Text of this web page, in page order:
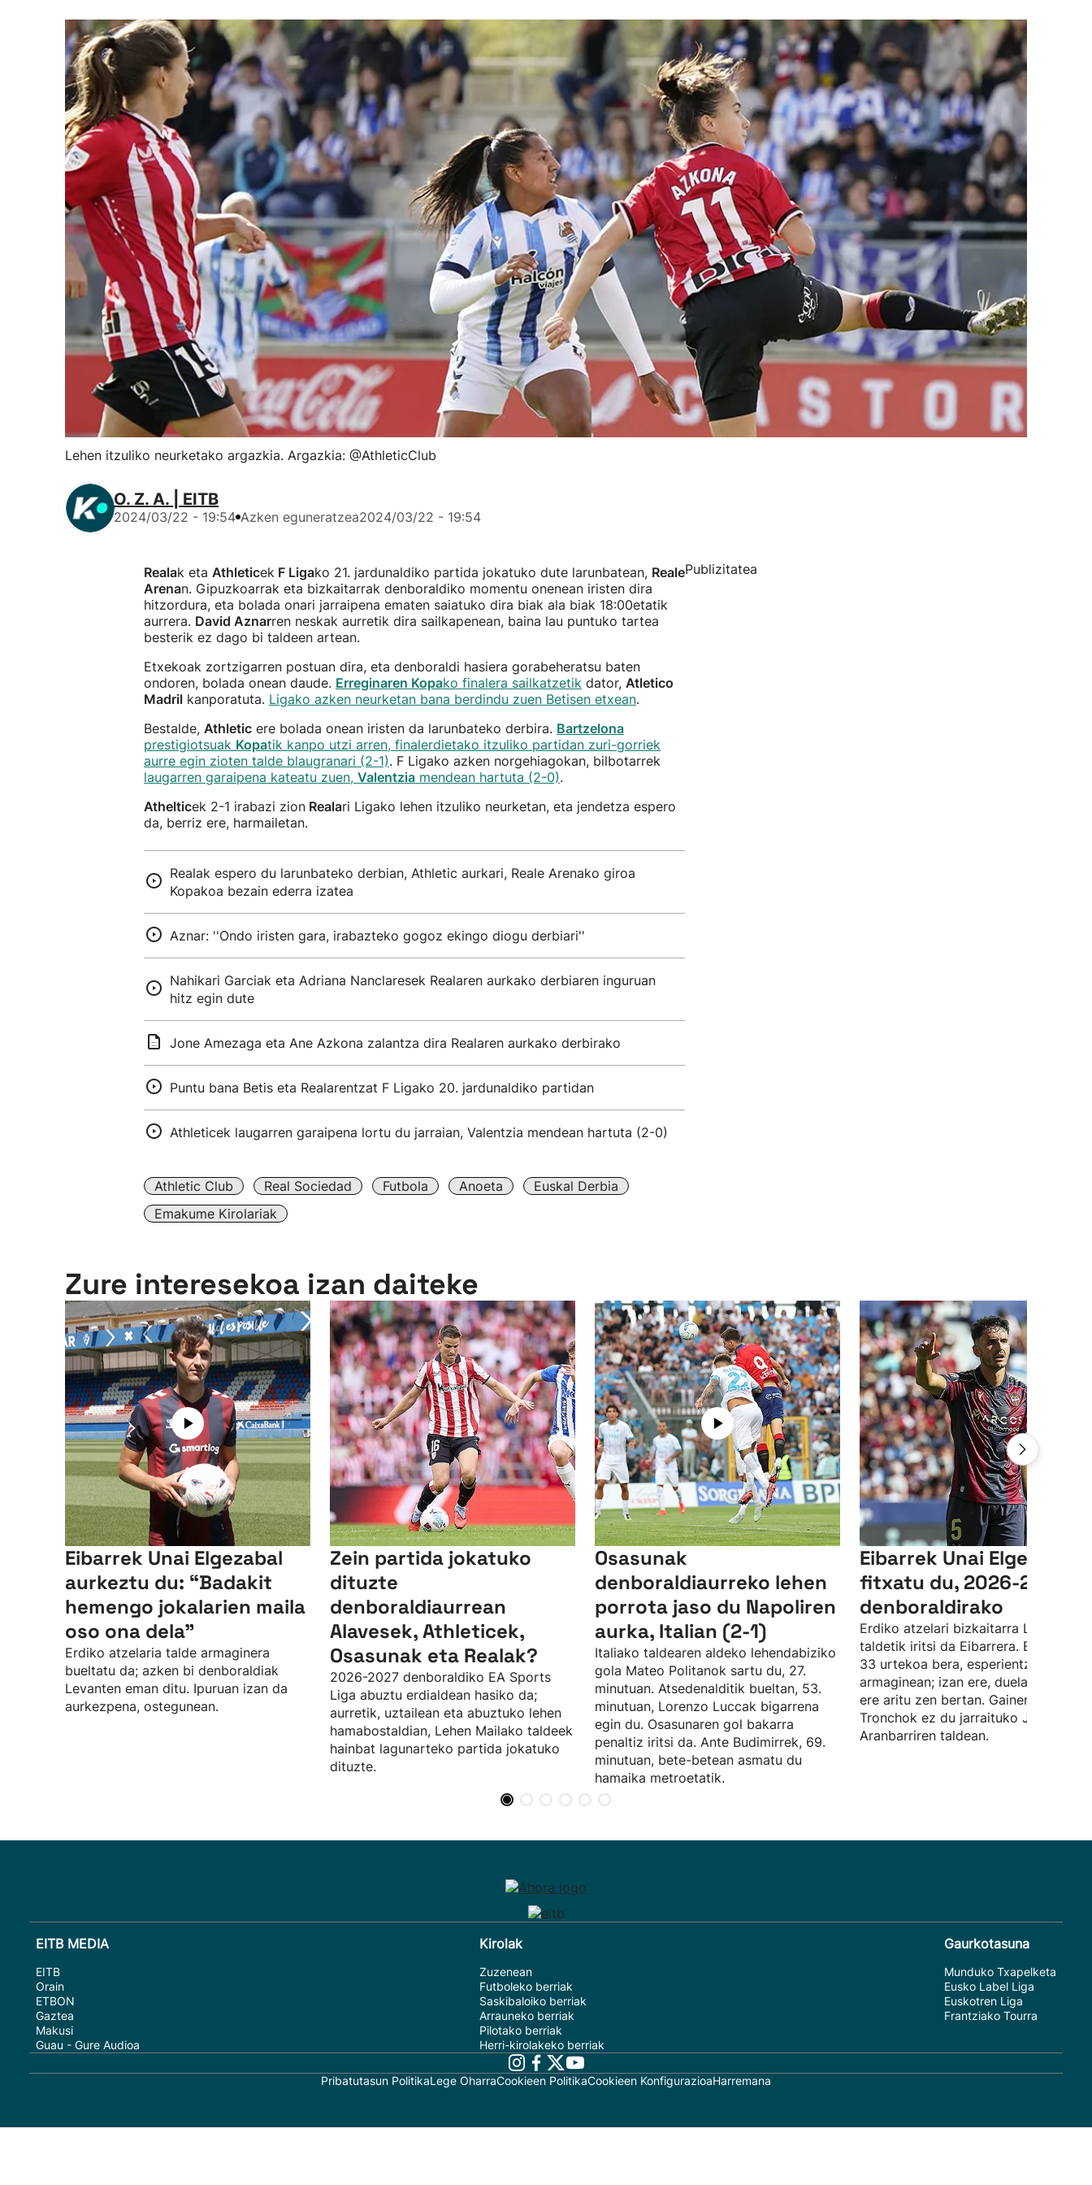
Lehen itzuliko neurketako argazkia. Argazkia: @AthleticClub
O. Z. A. | EITB
2024/03/22 - 19:54 Azken eguneratzea2024/03/22 - 19:54
Realak eta Athleticek F Ligako 21. jardunaldiko partida jokatuko dute larunbatean, Reale
Arenan. Gipuzkoarrak eta bizkaitarrak denboraldiko momentu onenean iristen dira
hitzordura, eta bolada onari jarraipena ematen saiatuko dira biak ala biak 18:00etatik
aurrera. David Aznarren neskak aurretik dira sailkapenean, baina lau puntuko tartea
besterik ez dago bi taldeen artean.
Etxekoak zortzigarren postuan dira, eta denboraldi hasiera gorabeheratsu baten
ondoren, bolada onean daude. Erreginaren Kopako finalera sailkatzetik dator, Atletico
Madril kanporatuta. Ligako azken neurketan bana berdindu zuen Betisen etxean.
Bestalde, Athletic ere bolada onean iristen da larunbateko derbira. Bartzelona
prestigiotsuak Kopatik kanpo utzi arren, finalerdietako itzuliko partidan zuri-gorriek
aurre egin zioten talde blaugranari (2-1). F Ligako azken norgehiagokan, bilbotarrek
laugarren garaipena kateatu zuen, Valentzia mendean hartuta (2-0).
Athelticek 2-1 irabazi zion Realari Ligako lehen itzuliko neurketan, eta jendetza espero
da, berriz ere, harmailetan.
Realak espero du larunbateko derbian, Athletic aurkari, Reale Arenako giroa
Kopakoa bezain ederra izatea
Aznar: ''Ondo iristen gara, irabazteko gogoz ekingo diogu derbiari''
Nahikari Garciak eta Adriana Nanclaresek Realaren aurkako derbiaren inguruan
hitz egin dute
Jone Amezaga eta Ane Azkona zalantza dira Realaren aurkako derbirako
Puntu bana Betis eta Realarentzat F Ligako 20. jardunaldiko partidan
Athleticek laugarren garaipena lortu du jarraian, Valentzia mendean hartuta (2-0)
Athletic Club Real Sociedad Futbola Anoeta
Euskal Derbia
Emakume Kirolariak
Publizitatea
Zure interesekoa izan daiteke
Eibarrek Unai Elgezabal
aurkeztu du: “Badakit
hemengo jokalarien maila
oso ona dela”
Erdiko atzelaria talde armaginera
bueltatu da; azken bi denboraldiak
Levanten eman ditu. Ipuruan izan da
aurkezpena, ostegunean.
Zein partida jokatuko
dituzte
denboraldiaurrean
Alavesek, Athleticek,
Osasunak eta Realak?
2026-2027 denboraldiko EA Sports
Liga abuztu erdialdean hasiko da;
aurretik, uztailean eta abuztuko lehen
hamabostaldian, Lehen Mailako taldeek
hainbat lagunarteko partida jokatuko
dituzte.
Osasunak
denboraldiaurreko lehen
porrota jaso du Napoliren
aurka, Italian (2-1)
Italiako taldearen aldeko lehendabiziko
gola Mateo Politanok sartu du, 27.
minutuan. Atsedenalditik bueltan, 53.
minutuan, Lorenzo Luccak bigarrena
egin du. Osasunaren gol bakarra
penaltiz iritsi da. Ante Budimirrek, 69.
minutuan, bete-betean asmatu du
hamaika metroetatik.
Eibarrek Unai Elgezabal
fitxatu du, 2026-2027
denboraldirako
Erdiko atzelari bizkaitarra Levante
taldetik iritsi da Eibarrera.
33 urtekoa bera, esperientzia du
armaginean; izan ere, duela hamar
ere aritu zen bertan. Gainera, Angel
Tronchok ez du jarraituko Jokin
Aranbarriren taldean.
EITB MEDIA
EITB
Orain
ETBON
Gaztea
Makusi
Guau - Gure Audioa
Kirolak
Zuzenean
Futboleko berriak
Saskibaloiko berriak
Arrauneko berriak
Pilotako berriak
Herri-kirolakeko berriak
Gaurkotasuna
Munduko Txapelketa
Eusko Label Liga
Euskotren Liga
Frantziako Tourra
Pribatutasun PolitikaLege OharraCookieen PolitikaCookieen KonfigurazioaHarremana